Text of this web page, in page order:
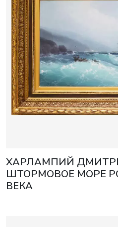
ХАРЛАМПИЙ
ШТОРМОВОЕ МОРЕ
ВЕКА